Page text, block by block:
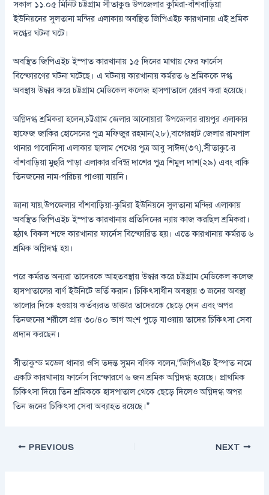
সকাল ১১.০৫ মিনিট চট্টগ্রাম সীতাকুণ্ড উপজেলার কুমিরা-বাঁশবাড়িয়া
ইউনিয়নের সুলতানা মন্দির এলাকায় অবস্থিত জিপিএইচ কারখানায় এই শ্রমিক
দগ্ধের ঘটনা ঘটে।
অবস্থিত জিপিএইচ ইস্পাত কারখানায় ১৫ দিনের মাথায় ফের ফার্নেস
বিস্ফোরণের ঘটনা ঘটেছে। এ ঘটনায় কারখানায় কর্মরত ৬ শ্রমিককে দগ্ধ
অবস্থায় উদ্ধার করে চট্টগ্রাম মেডিকেল কলেজ হাসপাতালে প্রেরণ করা হয়েছে।
অগ্নিদগ্ধ শ্রমিকরা হলেন,চট্টগ্রাম জেলার আনোয়ারা উপজেলার রায়পুর এলাকার
হাফেজ জাকির হোসেনের পুত্র মফিজুর রহমান(২৮),বাগেরহাট জেলার রামপাল
থানার গাবোনিসা এলাকার ছালাম শেখের পুত্র আবু সাঈদ(৩৭),সীতাকু-ের
বাঁশবাড়িয়া মুহুরি পাড়া এলাকার রবিন্দ্র দাশের পুত্র শিমুল দাশ(২৯) এবং বাকি
তিনজনের নাম-পরিচয় পাওয়া যায়নি।
জানা যায়,উপজেলার বাঁশবাড়িয়া-কুমিরা ইউনিয়নে সুলতানা মন্দির এলাকায়
অবস্থিত জিপিএইচ ইস্পাত কারখানায় প্রতিদিনের ন্যায় কাজ করছিল শ্রমিকরা।
হঠাৎ বিকল শব্দে কারখানার ফার্নেস বিস্ফোরিত হয়। এতে কারখানায় কর্মরত ৬
শ্রমিক অগ্নিদগ্ধ হয়।
পরে কর্মরত অন্যরা তাদেরকে আহতবস্থায় উদ্ধার করে চট্টগ্রাম মেডিকেল কলেজ
হাসপাতালের বার্ণ ইউনিটে ভর্তি করান। চিকিৎসাধীন অবস্থায় ৩ জনের অবস্থা
ভালোর দিকে হওয়ায় কর্তব্যরত ডাক্তার তাদেরকে ছেড়ে দেন এবং অপর
তিনজনের শরীলে প্রায় ৩০/৪০ ভাগ অংশ পুড়ে যাওয়ায় তাদের চিকিৎসা সেবা
প্রদান করছেন।
সীতাকুন্ড মডেল থানার ওসি তদন্ত সুমন বণিক বলেন,“জিপিএইচ ইস্পাত নামে
একটি কারখানায় ফার্নেস বিস্ফোরণে ৬ জন শ্রমিক অগ্নিদগ্ধ হয়েছে। প্রাথমিক
চিকিৎসা দিয়ে তিন শ্রমিককে হাসপাতাল থেকে ছেড়ে দিলেও অগ্নিদগ্ধ অপর
তিন জনের চিকিৎসা সেবা অব্যাহত রয়েছে।”
PREVIOUS NEXT